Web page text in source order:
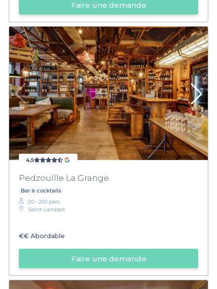
Faire une demande
4,5
Pedzouille La Grange
Bar à cocktails
20 - 200 pers.
Saint-Lambert
€€ Abordable
Faire une demande